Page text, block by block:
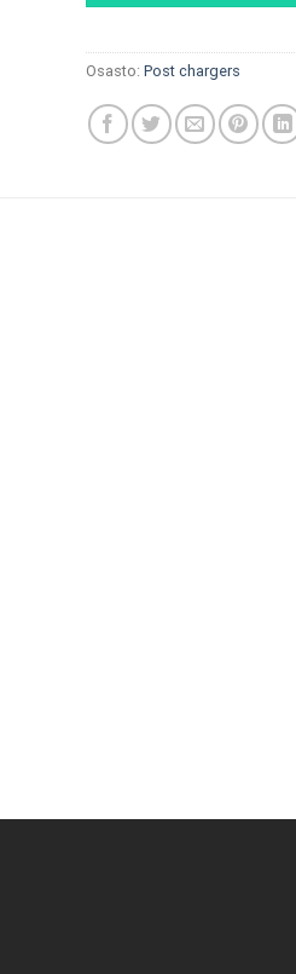
Osasto:Post chargers